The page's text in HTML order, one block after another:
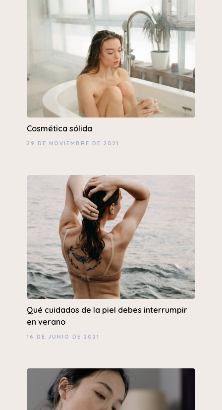
Cosmética sólida
29 DE NOVIEMBRE DE 2021
Qué cuidados de la piel debes interrumpir
en verano
16 DE JUNIO DE 2021